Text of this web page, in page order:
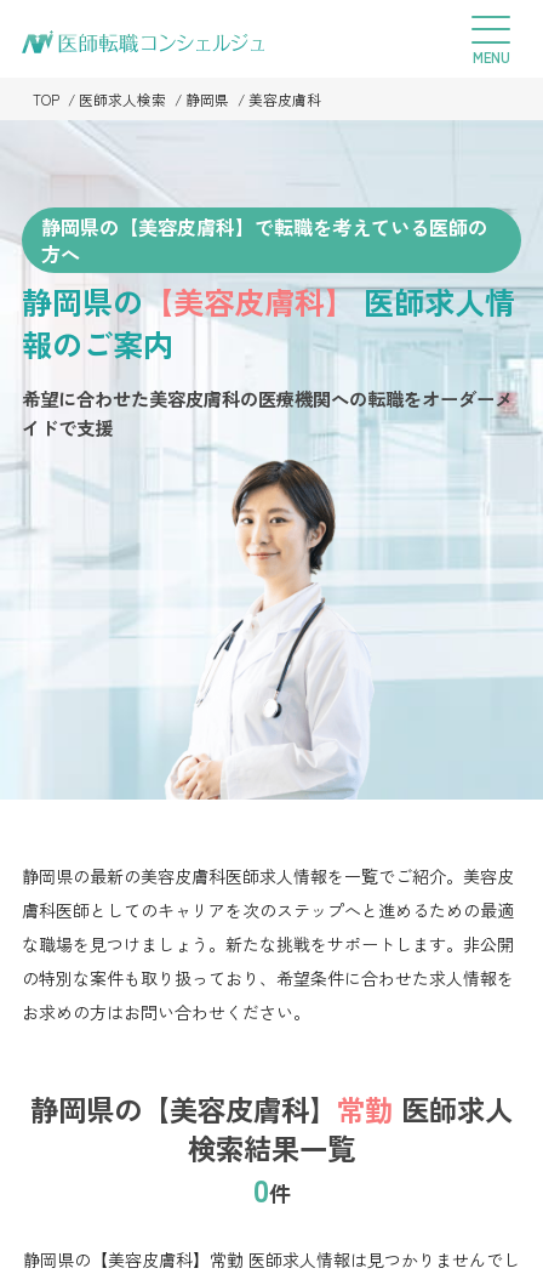
TOP 医師求人検索 静岡県 美容皮膚科
静岡県の【美容皮膚科】で転職を考えている医師の
方へ
静岡県の【美容皮膚科】医師求人情
報のご案内
希望に合わせた美容皮膚科の医療機関への転職をオーダーメ
イドで支援
静岡県の最新の美容皮膚科医師求人情報を一覧でご紹介。美容皮
膚科医師としてのキャリアを次のステップへと進めるための最適
な職場を見つけましょう。新たな挑戦をサポートします。非公開
の特別な案件も取り扱っており、希望条件に合わせた求人情報を
お求めの方はお問い合わせください。
静岡県の【美容皮膚科】 常勤 医師求人
検索結果一覧
0件
静岡県の【美容皮膚科】常勤 医師求人情報は見つかりませんでし